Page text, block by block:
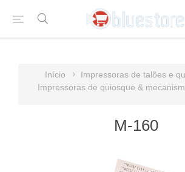
Início
Impressoras de talões e
Impressoras de quiosque &
M-160